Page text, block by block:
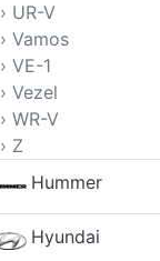
› UR-V
› Vamos
› VE-1
› Vezel
› WR-V
› Z
Hummer
Hyundai